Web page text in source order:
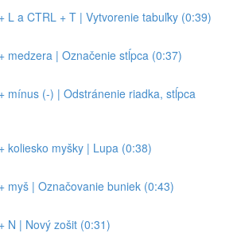
L a CTRL + T | Vytvorenie tabuľky (0:39)
medzera | Označenie stĺpca (0:37)
mínus (-) | Odstránenie riadka, stĺpca
koliesko myšky | Lupa (0:38)
myš | Označovanie buniek (0:43)
N | Nový zošit (0:31)